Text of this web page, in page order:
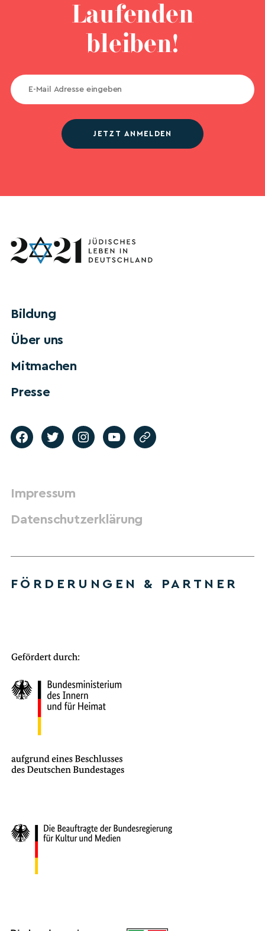
Laufenden
bleiben!
JETZT ANMELDEN
Bildung
Über uns
Mitmachen
Presse
Impressum
Datenschutzerklärung
FÖRDERUNGEN & PARTNER